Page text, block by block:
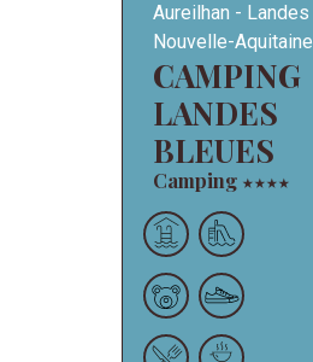
Aureilhan
Landes
Nouvelle-Aquitaine
CAMPING
LANDES
BLEUES
Camping ★★★★